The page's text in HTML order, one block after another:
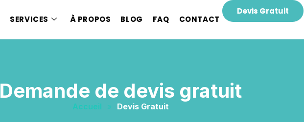
SERVICES À PROPOS BLOG FAQ CONTACT
Devis Gratuit
Demande de devis gratuit
Accueil » Devis Gratuit